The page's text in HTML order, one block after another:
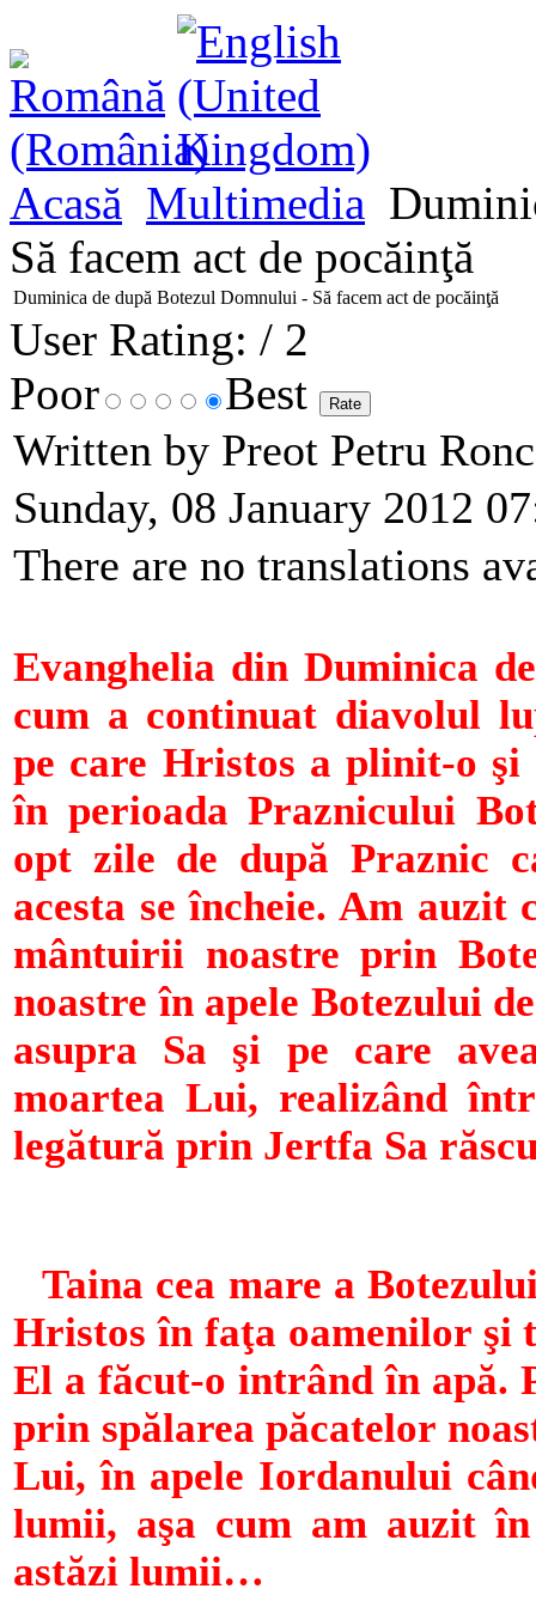
Acasă Multimedia
Să facem act de pocăinţă
Duminica de după Botezul Domnului - Să facem act de pocăinţă
User Rating: / 2
Poor
Best
Written by Preot Petru
Sunday, 08 January 2012
There are no translations
Evanghelia din Duminica
cum a continuat diavolul
pe care Hristos a plinit-o şi
în perioada Praznicului
opt zile de după Praznic
acesta se încheie. Am
mântuirii noastre prin
noastre în apele Botezului
asupra Sa şi pe care
moartea Lui, realizând
legătură prin Jertfa Sa
Taina cea mare a
Hristos în faţa oamenilor şi
El a făcut-o intrând în apă.
prin spălarea păcatelor
Lui, în apele Iordanului
lumii, aşa cum am auzit
astăzi lumii…